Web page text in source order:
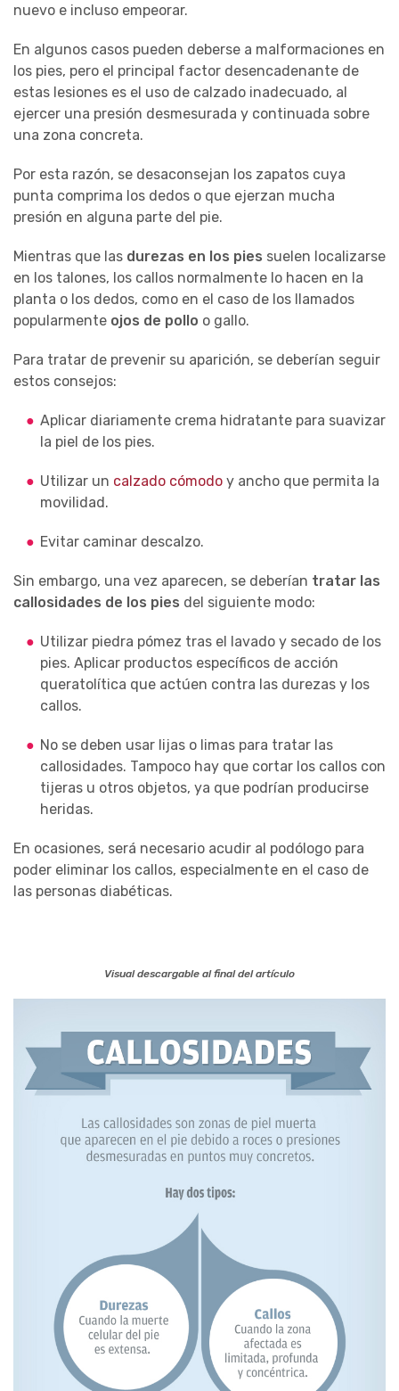
nuevo e incluso empeorar.
En algunos casos pueden deberse a malformaciones en
los pies, pero el principal factor desencadenante de
estas lesiones es el uso de calzado inadecuado, al
ejercer una presión desmesurada y continuada sobre
una zona concreta.
Por esta razón, se desaconsejan los zapatos cuya
punta comprima los dedos o que ejerzan mucha
presión en alguna parte del pie.
Mientras que las durezas en los pies suelen localizarse
en los talones, los callos normalmente lo hacen en la
planta o los dedos, como en el caso de los llamados
popularmente ojos de pollo o gallo.
Para tratar de prevenir su aparición, se deberían seguir
estos consejos:
Aplicar diariamente crema hidratante para suavizar
la piel de los pies.
Utilizar un calzado cómodo y ancho que permita la
movilidad.
Evitar caminar descalzo.
Sin embargo, una vez aparecen, se deberían tratar las
callosidades de los pies del siguiente modo:
Utilizar piedra pómez tras el lavado y secado de los
pies. Aplicar productos específicos de acción
queratolítica que actúen contra las durezas y los
callos.
No se deben usar lijas o limas para tratar las
callosidades. Tampoco hay que cortar los callos con
tijeras u otros objetos, ya que podrían producirse
heridas.
En ocasiones, será necesario acudir al podólogo para
poder eliminar los callos, especialmente en el caso de
las personas diabéticas.
Visual descargable al final del artículo